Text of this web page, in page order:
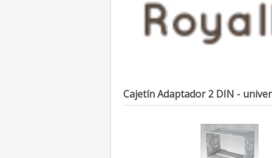
Cajetín Adaptador 2 DIN -